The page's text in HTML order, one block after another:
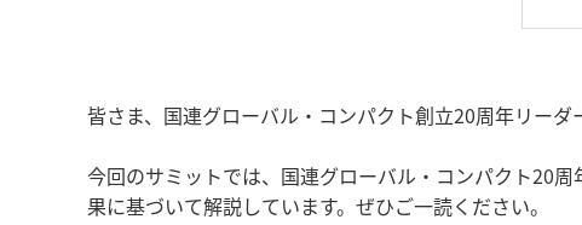
皆さま、国連グローバル・コンパクト創立20周年リー
今回のサミットでは、国連グローバル・コンパクト20
果に基づいて解説しています。ぜひご一読ください。